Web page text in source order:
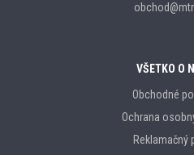
VŠETKO O
Obchodné
Ochrana
Reklamačný